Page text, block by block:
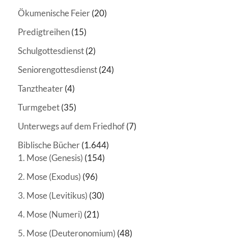
Ökumenische Feier(20)
Predigtreihen(15)
Schulgottesdienst(2)
Seniorengottesdienst(24)
Tanztheater(4)
Turmgebet(35)
Unterwegs auf dem Friedhof(7)
Biblische Bücher(1.644)
1. Mose (Genesis) (154)
2. Mose (Exodus) (96)
3. Mose (Levitikus) (30)
4. Mose (Numeri) (21)
5. Mose (Deuteronomium) (48)